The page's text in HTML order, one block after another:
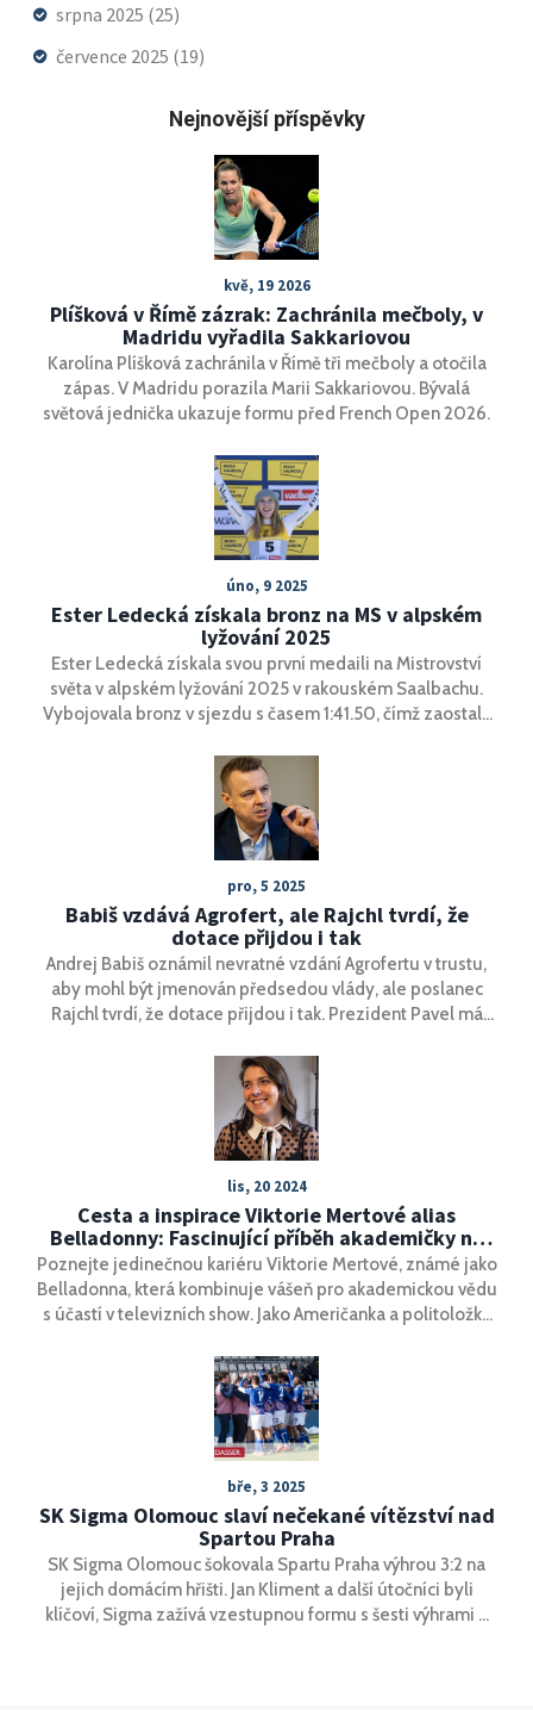
srpna 2025 (25)
července 2025 (19)
Nejnovější příspěvky
kvě, 19 2026
Plíšková v Římě zázrak: Zachránila mečboly, v
Madridu vyřadila Sakkariovou
Karolína Plíšková zachránila v Římě tři mečboly a otočila
zápas. V Madridu porazila Marii Sakkariovou. Bývalá
světová jednička ukazuje formu před French Open 2026.
úno, 9 2025
Ester Ledecká získala bronz na MS v alpském
lyžování 2025
Ester Ledecká získala svou první medaili na Mistrovství
světa v alpském lyžování 2025 v rakouském Saalbachu.
Vybojovala bronz v sjezdu s časem 1:41.50, čímž zaostala
Johnson. Tímto úspěchem se stala druhou českou
lyžařkou po Šárce Strachové, která se na Mistrovství světa
umístila na stupních vítězů.
pro, 5 2025
Babiš vzdává Agrofert, ale Rajchl tvrdí, že
dotace přijdou i tak
Andrej Babiš oznámil nevratné vzdání Agrofertu v trustu,
aby mohl být jmenován předsedou vlády, ale poslanec
Rajchl tvrdí, že dotace přijdou i tak. Prezident Pavel má
lis, 20 2024
Cesta a inspirace Viktorie Mertové alias
Belladonny: Fascinující příběh akademičky na
televizních obrazovkách
Poznejte jedinečnou kariéru Viktorie Mertové, známé jako
Belladonna, která kombinuje vášeň pro akademickou vědu
s účastí v televizních show. Jako Američanka a politoložka
odkazuje na rostlinu Atropa belladonna. Článek odhaluje
její životní cestu, zájmy mimo televizi a úspěchy v různých
televizních pořadech.
bře, 3 2025
SK Sigma Olomouc slaví nečekané vítězství nad
Spartou Praha
SK Sigma Olomouc šokovala Spartu Praha výhrou 3:2 na
jejich domácím hřišti. Jan Kliment a další útočníci byli
klíčoví, Sigma zažívá vzestupnou formu s šesti výhrami z